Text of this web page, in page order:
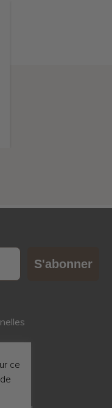
S'abonner
ce